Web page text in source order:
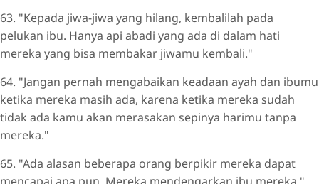
63. "Kepada jiwa-jiwa yang hilang, kembalilah pada
pelukan ibu. Hanya api abadi yang ada di dalam hati
mereka yang bisa membakar jiwamu kembali."
64. "Jangan pernah mengabaikan keadaan ayah dan ibumu
ketika mereka masih ada, karena ketika mereka sudah
tidak ada kamu akan merasakan sepinya harimu tanpa
mereka."
65. "Ada alasan beberapa orang berpikir mereka dapat